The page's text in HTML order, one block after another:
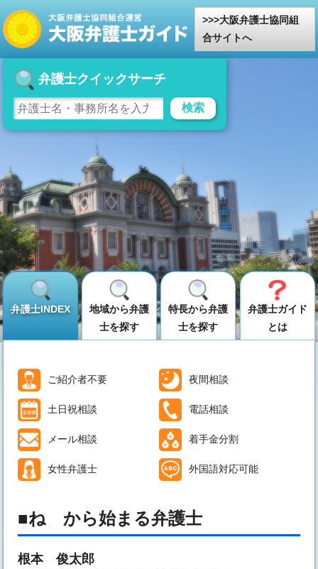
大阪弁護士協同組
合サイトへ
弁護士クイックサーチ
検索
弁護士INDEX
地域から弁護
士を探す
特長から弁護
士を探す
弁護士ガイド
とは
ご紹介者不要 夜間相談
土日祝相談 電話相談
メール相談 着手金分割
女性弁護士 外国語対応可能
ね から始まる弁護士
根本 俊太郎